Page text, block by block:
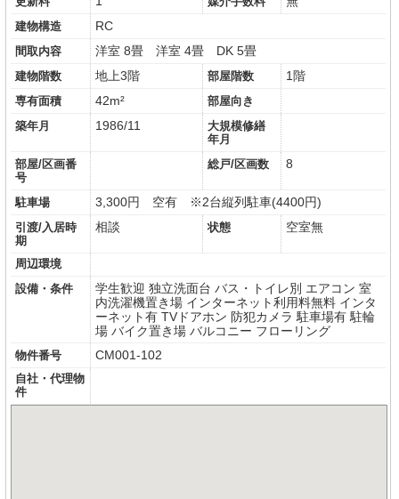
建物構造 RC
間取内容 洋室 8畳 洋室 4畳 DK 5畳
建物階数 地上3階 部屋階数 1階
専有面積 42m²
部屋向き
築年月
1986/11
大規模修繕
年月
部屋/区画番
号
総戸/区画数 8
駐車場 3,300円 空有 ※2台縦列駐車(4400円)
引渡/入居時
期
相談 状態 空室無
周辺環境
設備・条件
学生歓迎 独立洗面台 バス・トイレ別 エアコン 室
内洗濯機置き場 インターネット利用料無料 インタ
ーネット有 TVドアホン 防犯カメラ 駐車場有 駐輪
場 バイク置き場 バルコニー フローリング
物件番号 CM001-102
自社・代理物
件